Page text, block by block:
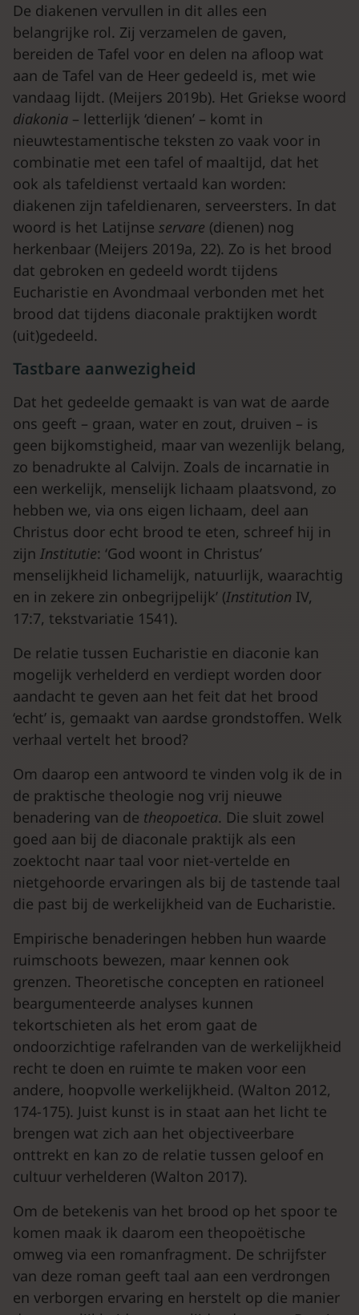
De diakenen vervullen in dit alles een
belangrijke rol. Zij verzamelen de gaven,
bereiden de Tafel voor en delen na afloop wat
aan de Tafel van de Heer gedeeld is, met wie
vandaag lijdt. (Meijers 2019b). Het Griekse woord
diakonia – letterlijk ‘dienen’ – komt in
nieuwtestamentische teksten zo vaak voor in
combinatie met een tafel of maaltijd, dat het
ook als tafeldienst vertaald kan worden:
diakenen zijn tafeldienaren, serveersters. In dat
woord is het Latijnse servare (dienen) nog
herkenbaar (Meijers 2019a, 22). Zo is het brood
dat gebroken en gedeeld wordt tijdens
Eucharistie en Avondmaal verbonden met het
brood dat tijdens diaconale praktijken wordt
(uit)gedeeld.
Tastbare aanwezigheid
Dat het gedeelde gemaakt is van wat de aarde
ons geeft – graan, water en zout, druiven – is
geen bijkomstigheid, maar van wezenlijk belang,
zo benadrukte al Calvijn. Zoals de incarnatie in
een werkelijk, menselijk lichaam plaatsvond, zo
hebben we, via ons eigen lichaam, deel aan
Christus door echt brood te eten, schreef hij in
zijn Institutie: ‘God woont in Christus’
menselijkheid lichamelijk, natuurlijk, waarachtig
en in zekere zin onbegrijpelijk’ (Institution IV,
17:7, tekstvariatie 1541).
De relatie tussen Eucharistie en diaconie kan
mogelijk verhelderd en verdiept worden door
aandacht te geven aan het feit dat het brood
‘echt’ is, gemaakt van aardse grondstoffen. Welk
verhaal vertelt het brood?
Om daarop een antwoord te vinden volg ik de in
de praktische theologie nog vrij nieuwe
benadering van de theopoetica. Die sluit zowel
goed aan bij de diaconale praktijk als een
zoektocht naar taal voor niet-vertelde en
nietgehoorde ervaringen als bij de tastende taal
die past bij de werkelijkheid van de Eucharistie.
Empirische benaderingen hebben hun waarde
ruimschoots bewezen, maar kennen ook
grenzen. Theoretische concepten en rationeel
beargumenteerde analyses kunnen
tekortschieten als het erom gaat de
ondoorzichtige rafelranden van de werkelijkheid
recht te doen en ruimte te maken voor een
andere, hoopvolle werkelijkheid. (Walton 2012,
174-175). Juist kunst is in staat aan het licht te
brengen wat zich aan het objectiveerbare
onttrekt en kan zo de relatie tussen geloof en
cultuur verhelderen (Walton 2017).
Om de betekenis van het brood op het spoor te
komen maak ik daarom een theopoëtische
omweg via een romanfragment. De schrijfster
van deze roman geeft taal aan een verdrongen
en verborgen ervaring en herstelt op die manier